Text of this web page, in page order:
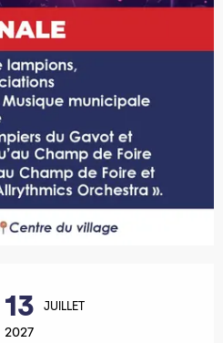
13 JUILLET
2027